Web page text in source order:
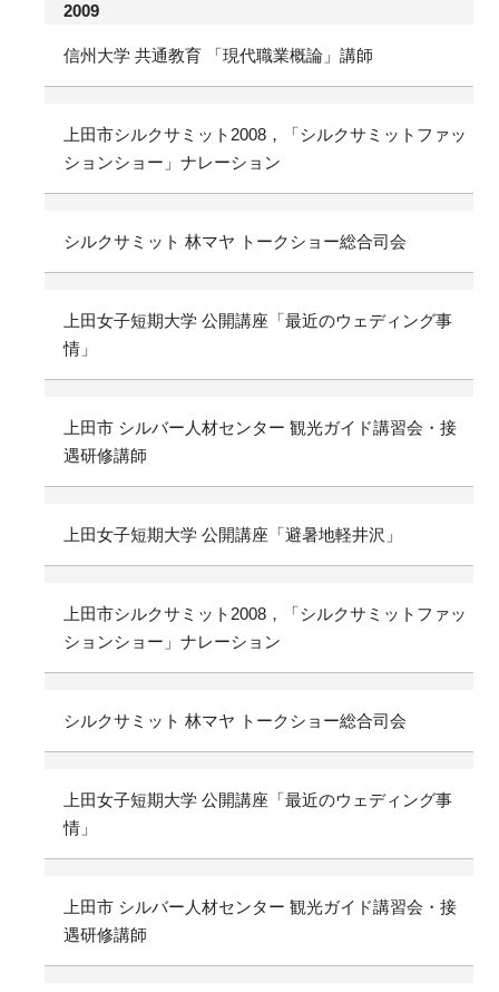
2009
信州大学 共通教育 「現代職業概論」講師
上田市シルクサミット2008，「シルクサミットファッ
ションショー」ナレーション
シルクサミット 林マヤ トークショー総合司会
上田女子短期大学 公開講座「最近のウェディング事
情」
上田市 シルバー人材センター 観光ガイド講習会・接
遇研修講師
上田女子短期大学 公開講座「避暑地軽井沢」
上田市シルクサミット2008，「シルクサミットファッ
ションショー」ナレーション
シルクサミット 林マヤ トークショー総合司会
上田女子短期大学 公開講座「最近のウェディング事
情」
上田市 シルバー人材センター 観光ガイド講習会・接
遇研修講師